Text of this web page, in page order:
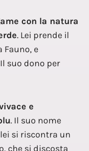
con la natura
. Lei prende il
Fauno, e
suo dono per
e
. Il suo nome
si riscontra un
che si discosta